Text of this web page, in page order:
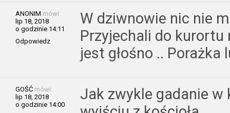
ANONIM mówi:
lip 18, 2018
o godzinie 14:11
Odpowiedz
W dziwnowie nic nie
Przyjechali do kurortu
jest głośno .. Porażka
GOŚĆ mówi:
lip 18, 2018
o godzinie 14:00
Jak zwykle gadanie w